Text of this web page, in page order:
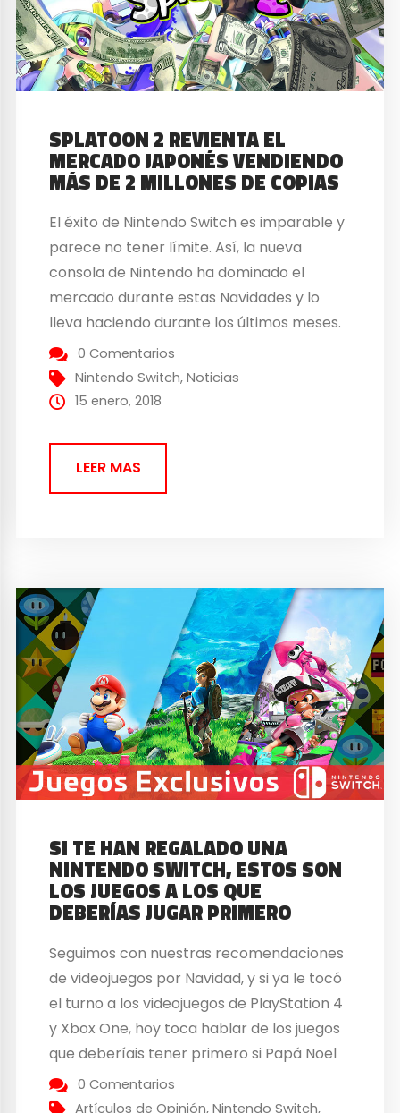
SPLATOON 2 REVIENTA EL
MERCADO JAPONÉS VENDIENDO
MÁS DE 2 MILLONES DE COPIAS
El éxito de Nintendo Switch es imparable y
parece no tener límite. Así, la nueva
consola de Nintendo ha dominado el
mercado durante estas Navidades y lo
lleva haciendo durante los últimos meses.
En relación a sus juegos, podríamos decir
que Super Mario Odyssey y The Legend of
Zelda: Breath of the Wild están liderando...
0 Comentarios
Nintendo Switch,Noticias
15 enero, 2018
LEER MAS
SI TE HAN REGALADO UNA
NINTENDO SWITCH, ESTOS SON
LOS JUEGOS A LOS QUE
DEBERÍAS JUGAR PRIMERO
Seguimos con nuestras recomendaciones
de videojuegos por Navidad, y si ya le tocó
el turno a los videojuegos de PlayStation 4
y Xbox One, hoy toca hablar de los juegos
que deberíais tener primero si Papá Noel
os ha traído una Nintendo Switch estas
Navidades. Desde que llegó al mercado el
0 Comentarios
Artículos de Opinión,Nintendo Switch,